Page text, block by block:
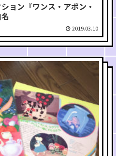
ョン『ワンス・アポン・
2019.03.10